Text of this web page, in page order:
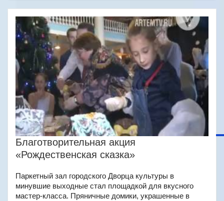
Благотворительная акция
«Рождественская сказка»
Паркетный зал городского Дворца культуры в
минувшие выходные стал площадкой для вкусного
мастер-класса. Пряничные домики, украшенные в